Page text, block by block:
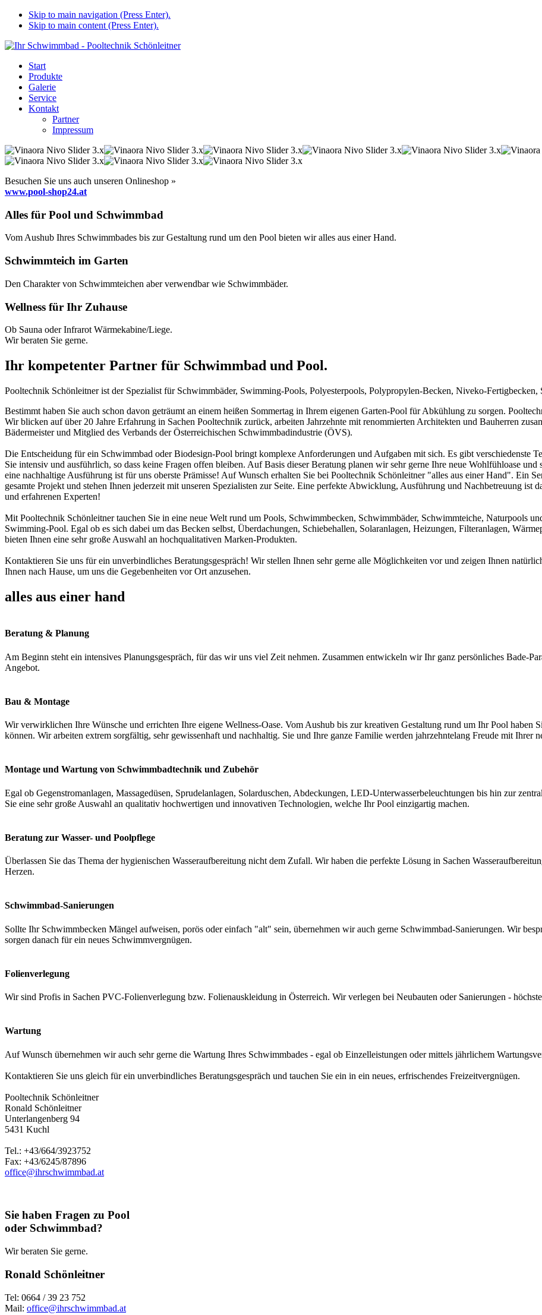
Skip to main navigation (Press Enter).
Skip to main content (Press Enter).
Start
Produkte
Galerie
Service
Kontakt
Partner
Impressum
Besuchen Sie uns auch unseren Onlineshop »
www.pool-shop24.at
Alles für Pool und Schwimmbad
Vom Aushub Ihres Schwimmbades bis zur Gestaltung rund um den Pool bieten wir alles aus einer Hand.
Schwimmteich im Garten
Den Charakter von Schwimmteichen aber verwendbar wie Schwimmbäder.
Wellness für Ihr Zuhause
Ob Sauna oder Infrarot Wärmekabine/Liege.
Wir beraten Sie gerne.
Ihr kompetenter Partner für Schwimmbad und Pool.
Pooltechnik Schönleitner ist der Spezialist für Schwimmbäder, Swimming-Pools, Polyesterpools, Polypropylen-Becken, Niveko-
Bestimmt haben Sie auch schon davon geträumt an einem heißen Sommertag in Ihrem eigenen Garten-Pool für Abkühlung zu sorgen.
Wir blicken auf über 20 Jahre Erfahrung in Sachen Pooltechnik zurück, arbeiten Jahrzehnte mit renommierten Architekten und Bauherren
Bädermeister und Mitglied des Verbands der Österreichischen Schwimmbadindustrie (ÖVS).
Die Entscheidung für ein Schwimmbad oder Biodesign-Pool bringt komplexe Anforderungen und Aufgaben mit sich. Es gibt verschiedenste
Sie intensiv und ausführlich, so dass keine Fragen offen bleiben. Auf Basis dieser Beratung planen wir sehr gerne Ihre neue Wohlfühloase
eine nachhaltige Ausführung ist für uns oberste Prämisse! Auf Wunsch erhalten Sie bei Pooltechnik Schönleitner "alles aus einer Hand". Ein
gesamte Projekt und stehen Ihnen jederzeit mit unseren Spezialisten zur Seite. Eine perfekte Abwicklung, Ausführung und Nachbetreuung ist
und erfahrenen Experten!
Mit Pooltechnik Schönleitner tauchen Sie in eine neue Welt rund um Pools, Schwimmbecken, Schwimmbäder, Schwimmteiche, Naturpools
Swimming-Pool. Egal ob es sich dabei um das Becken selbst, Überdachungen, Schiebehallen, Solaranlagen, Heizungen, Filteranlagen,
bieten Ihnen eine sehr große Auswahl an hochqualitativen Marken-Produkten.
Kontaktieren Sie uns für ein unverbindliches Beratungsgespräch! Wir stellen Ihnen sehr gerne alle Möglichkeiten vor und zeigen Ihnen
Ihnen nach Hause, um uns die Gegebenheiten vor Ort anzusehen.
alles aus einer hand
Beratung & Planung
Am Beginn steht ein intensives Planungsgespräch, für das wir uns viel Zeit nehmen. Zusammen entwickeln wir Ihr ganz persönliches Bade-
Angebot.
Bau & Montage
Wir verwirklichen Ihre Wünsche und errichten Ihre eigene Wellness-Oase. Vom Aushub bis zur kreativen Gestaltung rund um Ihr Pool haben
können. Wir arbeiten extrem sorgfältig, sehr gewissenhaft und nachhaltig. Sie und Ihre ganze Familie werden jahrzehntelang Freude mit Ihrer
Montage und Wartung von Schwimmbadtechnik und Zubehör
Egal ob Gegenstromanlagen, Massagedüsen, Sprudelanlagen, Solarduschen, Abdeckungen, LED-Unterwasserbeleuchtungen bis hin zur
Sie eine sehr große Auswahl an qualitativ hochwertigen und innovativen Technologien, welche Ihr Pool einzigartig machen.
Beratung zur Wasser- und Poolpflege
Überlassen Sie das Thema der hygienischen Wasseraufbereitung nicht dem Zufall. Wir haben die perfekte Lösung in Sachen
Herzen.
Schwimmbad-Sanierungen
Sollte Ihr Schwimmbecken Mängel aufweisen, porös oder einfach "alt" sein, übernehmen wir auch gerne Schwimmbad-Sanierungen. Wir
sorgen danach für ein neues Schwimmvergnügen.
Folienverlegung
Wir sind Profis in Sachen PVC-Folienverlegung bzw. Folienauskleidung in Österreich. Wir verlegen bei Neubauten oder Sanierungen -
Wartung
Auf Wunsch übernehmen wir auch sehr gerne die Wartung Ihres Schwimmbades - egal ob Einzelleistungen oder mittels jährlichem
Kontaktieren Sie uns gleich für ein unverbindliches Beratungsgespräch und tauchen Sie ein in ein neues, erfrischendes Freizeitvergnügen.
Pooltechnik Schönleitner
Ronald Schönleitner
Unterlangenberg 94
5431 Kuchl
Tel.: +43/664/3923752
Fax: +43/6245/87896
office@ihrschwimmbad.at
Sie haben Fragen zu Pool
oder Schwimmbad?
Wir beraten Sie gerne.
Ronald Schönleitner
Tel: 0664 / 39 23 752
Mail: office@ihrschwimmbad.at